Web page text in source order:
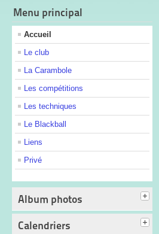
Menu principal
Accueil
Le club
La Carambole
Les compétitions
Les techniques
Le Blackball
Liens
Privé
Album photos
Calendriers